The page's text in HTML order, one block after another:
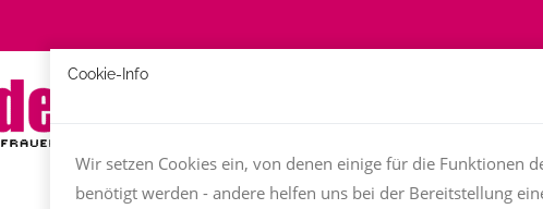
Cookie-Info
Wir setzen Cookies ein, von denen einige für die Funktionen
benötigt werden - andere helfen uns bei der Bereitstellung